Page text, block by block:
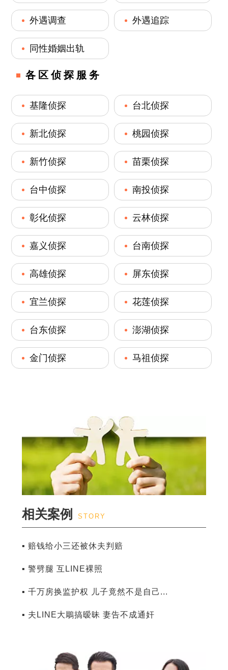
外遇调查 外遇追踪
同性婚姻出轨
各区侦探服务
基隆侦探 台北侦探
新北侦探 桃园侦探
新竹侦探 苗栗侦探
台中侦探 南投侦探
彰化侦探 云林侦探
嘉义侦探 台南侦探
高雄侦探 屏东侦探
宜兰侦探 花莲侦探
台东侦探 澎湖侦探
金门侦探 马祖侦探
相关案例 STORY
▪ 赔钱给小三还被休夫判赔
▪ 警劈腿 互LINE裸照
▪ 千万房换监护权 儿子竟然不是自己...
▪ 夫LINE大鵰搞暧昧 妻告不成通奸